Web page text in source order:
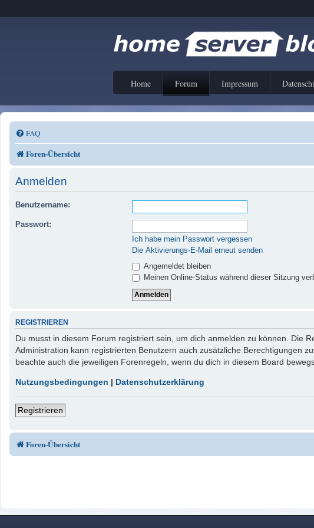
Home Forum Impressum
FAQ
Foren-Übersicht
Anmelden
Benutzername:
Passwort:
Ich habe mein Passwort vergessen
Die Aktivierungs-E-Mail erneut senden
Angemeldet bleiben
Meinen Online-Status während dieser Sitzung
REGISTRIEREN
Du musst in diesem Forum registriert sein, um dich anmelden zu können. Die
Administration kann registrierten Benutzern auch zusätzliche Berechtigungen
beachte auch die jeweiligen Forenregeln, wenn du dich in diesem Board
Nutzungsbedingungen | Datenschutzerklärung
Registrieren
Foren-Übersicht